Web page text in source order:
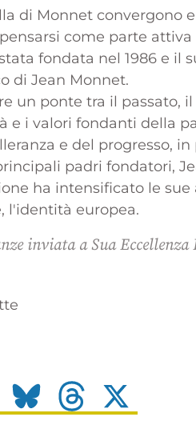
di Monnet convergono
come parte
fondata nel 1986 e il
di Jean Monnet.
un ponte tra il passato,
e i valori fondanti della
e del progresso,
padri fondatori,
ha intensificato le
l'identità europea.
inviata a Sua
WhatsAppBluesky Threads